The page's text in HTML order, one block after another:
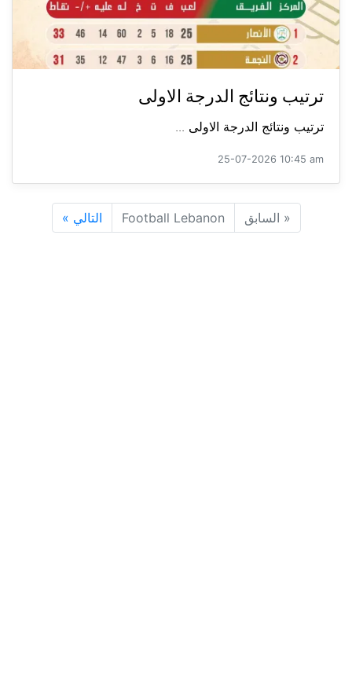
ترتيب ونتائج الدرجة الاولى
ترتيب ونتائج الدرجة الاولى ...
25-07-2026 10:45 am
« السابق Football Lebanon التالي »